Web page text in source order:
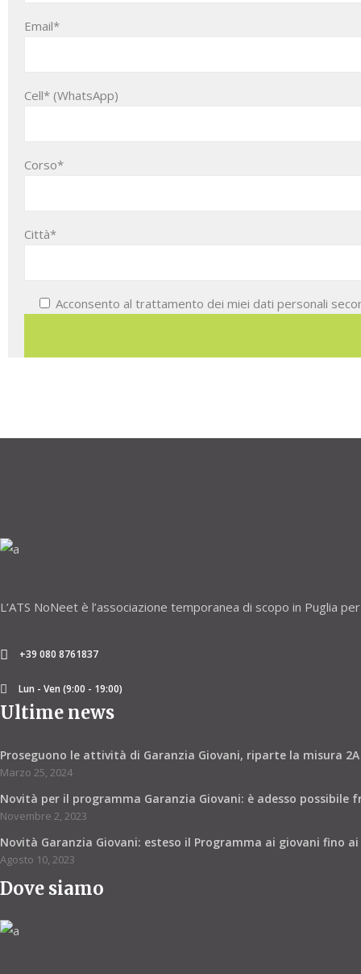
Email*
Cell* (WhatsApp)
Corso*
Città*
Acconsento al trattamento dei miei dati personali
L’ATS NoNeet è l’associazione temporanea di scopo in Puglia
+39 080 8761837
Lun - Ven (9:00 - 19:00)
Ultime news
Proseguono le attività di Garanzia Giovani, riparte la misura 2A
Marzo 25, 2024
Novità per il programma Garanzia Giovani: è adesso possibile
Novembre 2, 2023
Novità Garanzia Giovani: esteso il Programma ai giovani fino ai
Agosto 10, 2023
Dove siamo